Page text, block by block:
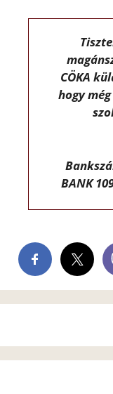
CÖKA
hogy
BANK